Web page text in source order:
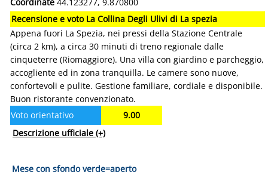
Recensione e voto La Collina Degli Ulivi di La spezia
Appena fuori La Spezia, nei pressi della Stazione Centrale
(circa 2 km), a circa 30 minuti di treno regionale dalle
cinqueterre (Riomaggiore). Una villa con giardino e parcheggio,
accogliente ed in zona tranquilla. Le camere sono nuove,
confortevoli e pulite. Gestione familiare, cordiale e disponibile.
Buon ristorante convenzionato.
Voto orientativo
9.00
Descrizione ufficiale (+)
Mese con sfondo verde=aperto